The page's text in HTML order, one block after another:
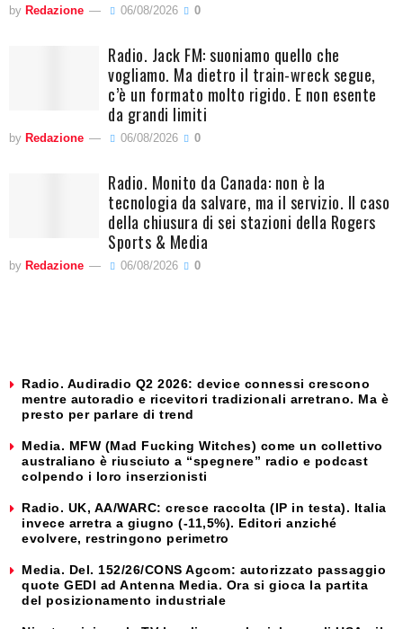
by Redazione 06/08/2026 0
Radio. Jack FM: suoniamo quello che
vogliamo. Ma dietro il train-wreck segue,
c’è un formato molto rigido. E non esente
da grandi limiti
by Redazione 06/08/2026 0
Radio. Monito da Canada: non è la
tecnologia da salvare, ma il servizio. Il caso
della chiusura di sei stazioni della Rogers
Sports & Media
by Redazione 06/08/2026 0
Radio. Audiradio Q2 2026: device connessi crescono
mentre autoradio e ricevitori tradizionali arretrano. Ma è
presto per parlare di trend
Media. MFW (Mad Fucking Witches) come un collettivo
australiano è riusciuto a “spegnere” radio e podcast
colpendo i loro inserzionisti
Radio. UK, AA/WARC: cresce raccolta (IP in testa). Italia
invece arretra a giugno (-11,5%). Editori anziché
evolvere, restringono perimetro
Media. Del. 152/26/CONS Agcom: autorizzato passaggio
quote GEDI ad Antenna Media. Ora si gioca la partita
del posizionamento industriale